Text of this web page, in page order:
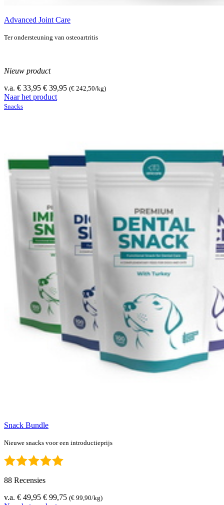
Advanced Joint Care
Ter ondersteuning van osteoartritis
Nieuw product
v.a. € 33,95 € 39,95 (€ 242,50/kg)
Naar het product
Snacks
Snack Bundle
Nieuwe snacks voor een introductieprijs
88 Recensies
v.a. € 49,95 € 99,75 (€ 99,90/kg)